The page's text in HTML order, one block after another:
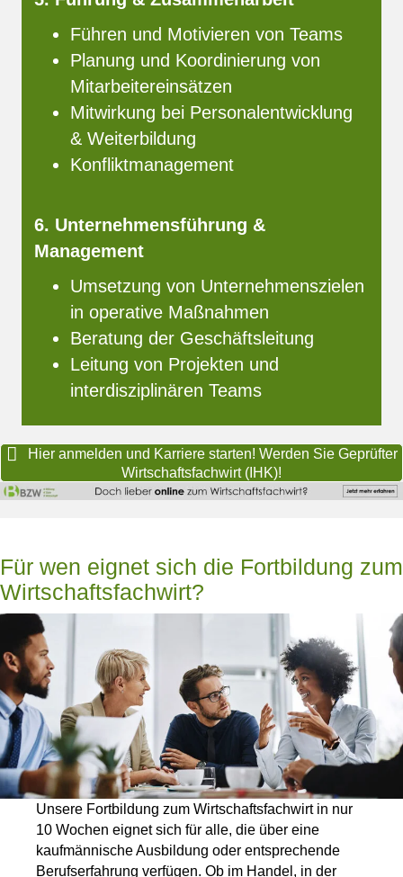
Führen und Motivieren von Teams
Planung und Koordinierung von
Mitarbeitereinsätzen
Mitwirkung bei Personalentwicklung
& Weiterbildung
Konfliktmanagement
6. Unternehmensführung &
Management
Umsetzung von Unternehmenszielen
in operative Maßnahmen
Beratung der Geschäftsleitung
Leitung von Projekten und
interdisziplinären Teams
Hier anmelden und Karriere starten! Werden Sie Geprüfter
Wirtschaftsfachwirt (IHK)!
Für wen eignet sich die Fortbildung zum
Wirtschaftsfachwirt?
Unsere Fortbildung zum Wirtschaftsfachwirt in nur
10 Wochen eignet sich für alle, die über eine
kaufmännische Ausbildung oder entsprechende
Berufserfahrung verfügen. Ob im Handel, in der